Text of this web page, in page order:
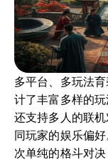
多平台、多玩法
计了丰富多样的
还支持多人的联
同玩家的娱乐偏
次单纯的格斗对